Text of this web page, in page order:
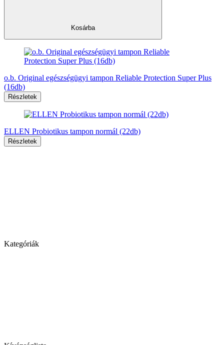
Kosárba
o.b. Original egészségügyi tampon Reliable Protection Super Plus
(16db)
Részletek
ELLEN Probiotikus tampon normál (22db)
Részletek
Kategóriák